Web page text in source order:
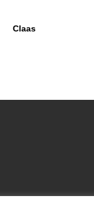
Claas